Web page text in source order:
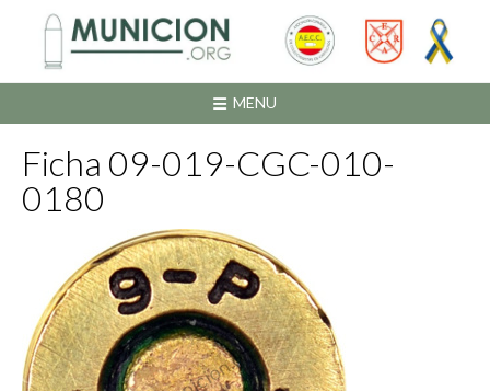
contenido
MENU
Ficha 09-019-CGC-010-
0180